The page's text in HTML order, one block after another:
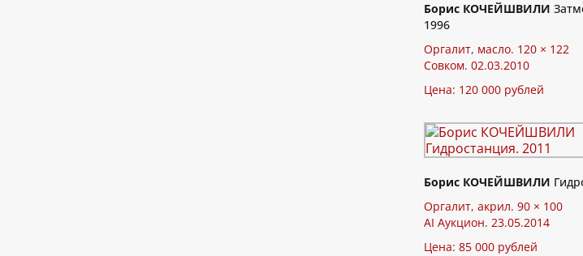
Борис КОЧЕЙШВИЛИ
1996
Оргалит, масло. 120 × 122
Совком. 02.03.2010
Цена: 120 000 рублей
Борис КОЧЕЙШВИЛИ
Оргалит, акрил. 90 × 100
AI Аукцион. 23.05.2014
Цена: 85 000 рублей